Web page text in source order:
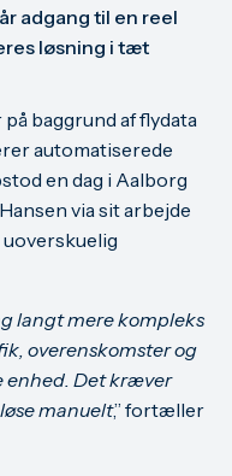
adgang til en reel
løsning i tæt
baggrund af flydata
automatiserede
en dag i Aalborg
via sit arbejde
langt mere kompleks
overenskomster og
enhed. Det kræver
manuelt,” fortæller